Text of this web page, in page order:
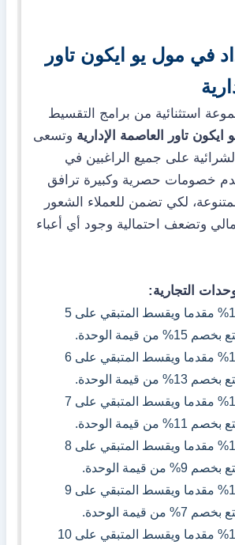
في مول يو ايكون تاور
استثنائية من برامج التقسيط
ايكون تاور العاصمة الإدارية وتسعى
على جميع الراغبين في
تقدم خصومات حصرية وكبيرة ترافق
لكي تضمن للعملاء الشعور
وتضعف احتمالية وجود أي أعباء
التجارية:
يدفع العميل 10% مقدما ويقسط المتبقي على 5
قيمة الوحدة.
يدفع العميل 10% مقدما ويقسط المتبقي على 6
قيمة الوحدة.
يدفع العميل 10% مقدما ويقسط المتبقي على 7
قيمة الوحدة.
يدفع العميل 10% مقدما ويقسط المتبقي على 8
قيمة الوحدة.
يدفع العميل 10% مقدما ويقسط المتبقي على 9
قيمة الوحدة.
يدفع العميل 10% مقدما ويقسط المتبقي على 10